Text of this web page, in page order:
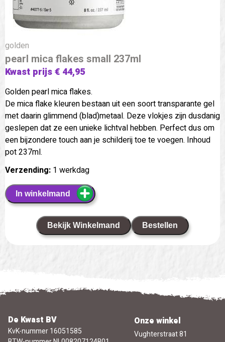
golden
pearl mica flakes small 237ml
Kwast prijs € 44,95
Golden pearl mica flakes.
De mica flake kleuren bestaan uit een soort transparante gel
met daarin glimmend (blad)metaal. Deze vlokjes zijn dusdanig
geslepen dat ze een unieke lichtval hebben. Perfect dus om
een bijzondere touch aan je schilderij toe te voegen. Inhoud
pot 237ml.
Verzending: 1 werkdag
In winkelmand
Bekijk Winkelmand Bestellen
De Kwast BV
KvK-nummer 16051585
Onze winkel
Vughterstraat 81